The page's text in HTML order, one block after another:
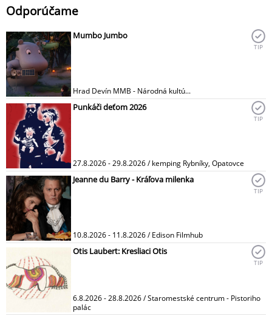
Odporúčame
Mumbo Jumbo
Hrad Devín MMB - Národná kultú...
TIP
Punkáči deťom 2026
27.8.2026 - 29.8.2026 / kemping Rybníky, Opatovce
TIP
Jeanne du Barry - Kráľova milenka
10.8.2026 - 11.8.2026 / Edison Filmhub
TIP
Otis Laubert: Kresliaci Otis
6.8.2026 - 28.8.2026 / Staromestské centrum - Pistoriho
palác
TIP